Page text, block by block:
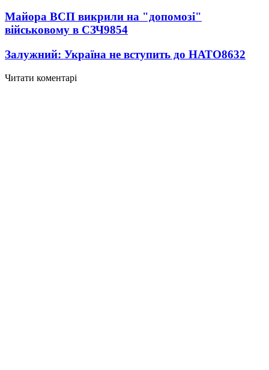
Майора ВСП викрили на "допомозі"
військовому в СЗЧ9854
Залужний: Україна не вступить до НАТО8632
Читати коментарі